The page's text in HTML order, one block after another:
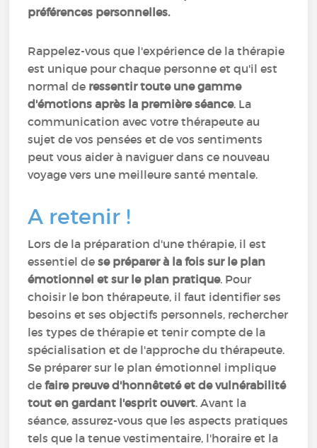
préférences personnelles.
Rappelez-vous que l'expérience de la thérapie
est unique pour chaque personne et qu'il est
normal de ressentir toute une gamme
d'émotions après la première séance. La
communication avec votre thérapeute au
sujet de vos pensées et de vos sentiments
peut vous aider à naviguer dans ce nouveau
voyage vers une meilleure santé mentale.
A retenir !
Lors de la préparation d'une thérapie, il est
essentiel dese préparer à la fois sur le plan
émotionnel et sur le plan pratique. Pour
choisir le bon thérapeute, il faut identifier ses
besoins et ses objectifs personnels, rechercher
les types de thérapie et tenir compte de la
spécialisation et de l'approche du thérapeute.
Se préparer sur le plan émotionnel implique
defaire preuve d'honnêteté et de vulnérabilité
tout en gardant l'esprit ouvert. Avant la
séance, assurez-vous que les aspects pratiques
tels que la tenue vestimentaire, l'horaire et la